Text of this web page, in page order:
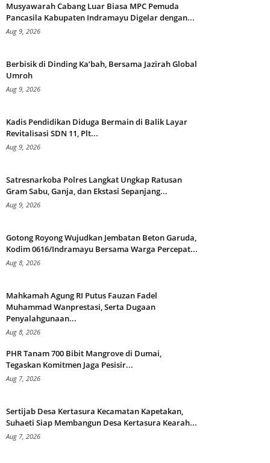
Musyawarah Cabang Luar Biasa MPC Pemuda
Pancasila Kabupaten Indramayu Digelar dengan...
Aug 9, 2026
Berbisik di Dinding Ka’bah, Bersama Jazirah Global
Umroh
Aug 9, 2026
Kadis Pendidikan Diduga Bermain di Balik Layar
Revitalisasi SDN 11, Plt...
Aug 9, 2026
Satresnarkoba Polres Langkat Ungkap Ratusan
Gram Sabu, Ganja, dan Ekstasi Sepanjang...
Aug 9, 2026
Gotong Royong Wujudkan Jembatan Beton Garuda,
Kodim 0616/Indramayu Bersama Warga Percepat...
Aug 8, 2026
Mahkamah Agung RI Putus Fauzan Fadel
Muhammad Wanprestasi, Serta Dugaan
Penyalahgunaan...
Aug 8, 2026
PHR Tanam 700 Bibit Mangrove di Dumai,
Tegaskan Komitmen Jaga Pesisir...
Aug 7, 2026
Sertijab Desa Kertasura Kecamatan Kapetakan,
Suhaeti Siap Membangun Desa Kertasura Kearah...
Aug 7, 2026